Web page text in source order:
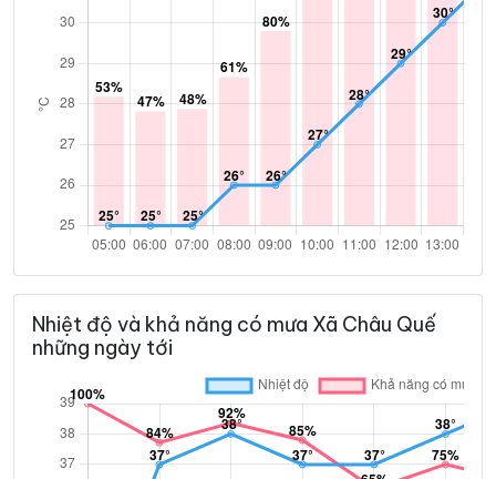
Nhiệt độ và khả năng có mưa Xã Châu Quế
những ngày tới